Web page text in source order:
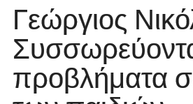
Γεώργιος
προβλήματα